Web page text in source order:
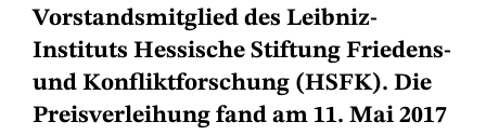
Vorstandsmitglied des Leibniz-
Instituts Hessische Stiftung Friedens-
und Konfliktforschung (HSFK). Die
Preisverleihung fand am 11. Mai 2017